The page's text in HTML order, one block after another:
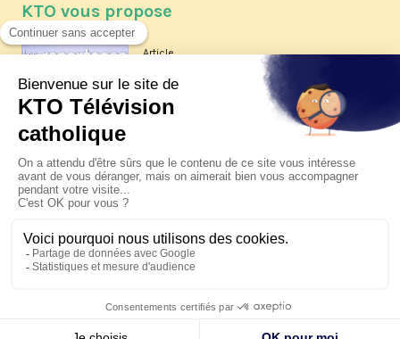
KTO vous propose
Article
Les reportages d'été 2026 de KTO
La visite pastorale du pape Léon
XIV à Assise à suivre sur KTO le
jeudi 6 août
Le pape en Uruguay, Argentine et
Pérou du 6 au 17 novembre 2026